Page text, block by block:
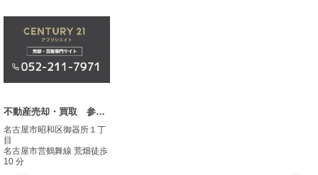
不動産売却・買取 参考事例
名古屋市昭和区御器所１丁
目
名古屋市営鶴舞線 荒畑徒歩
10 分